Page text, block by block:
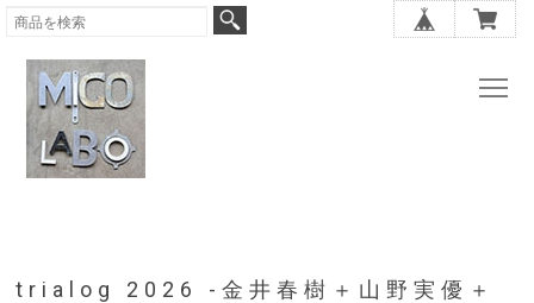
trialog 2026 -金井春樹＋山野実優＋